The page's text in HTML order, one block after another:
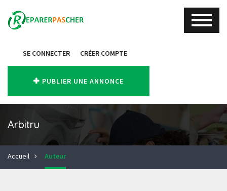
SE CONNECTER CRÉER COMPTE
PUBLIER UNE ANNONCE
Arbitru
Accueil Auteur